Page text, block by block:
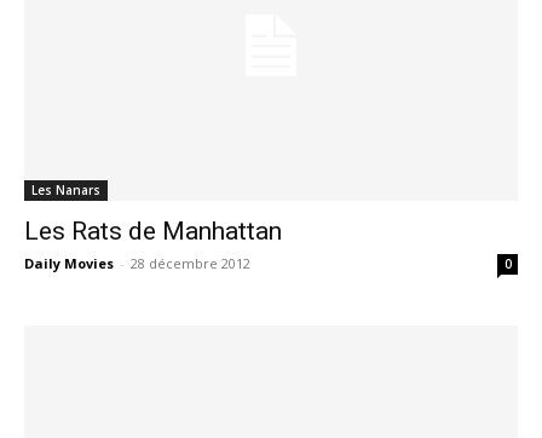
Les Nanars
Les Rats de Manhattan
Daily Movies - 28 décembre 2012 0